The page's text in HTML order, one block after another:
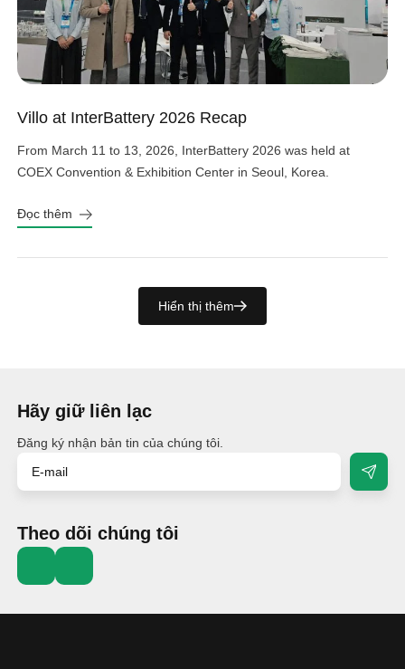
Villo at InterBattery 2026 Recap
From March 11 to 13, 2026, InterBattery 2026 was held at
COEX Convention & Exhibition Center in Seoul, Korea.
Đọc thêm
Hiển thị thêm
Hãy giữ liên lạc
Đăng ký nhận bản tin của chúng tôi.
Theo dõi chúng tôi